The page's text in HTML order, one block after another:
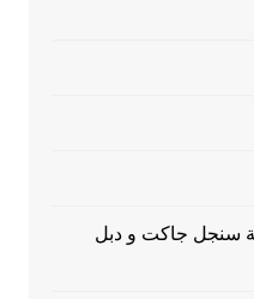
سنجل جاكت و دبل